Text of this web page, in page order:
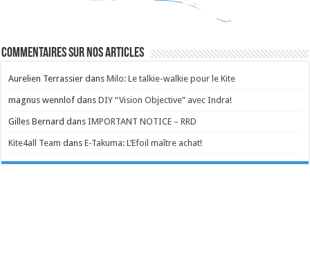
Commentaires sur nos articles
Aurelien Terrassier dansMilo: Le talkie-walkie pour le Kite
magnus wennlof dansDIY “Vision Objective” avec Indra!
Gilles Bernard dansIMPORTANT NOTICE – RRD
Kite4all Team dansE-Takuma: L’Efoil maître achat!